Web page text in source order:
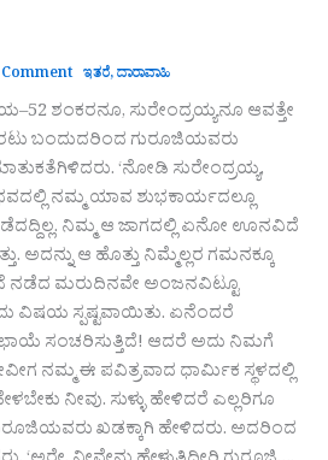
ಇತರೆ,ದಾರಾವಾಹಿ
ಶಂಕರನೂ, ಸುರೇಂದ್ರಯ್ಯನೂ ಆವತ್ತೇ
ಬಂದುದರಿಂದ ಗುರೂಜಿಯವರು
‘ನೋಡಿ ಸುರೇಂದ್ರಯ್ಯ,
ನಮ್ಮ ಯಾವ ಶುಭಕಾರ್ಯದಲ್ಲೂ
ನಿಮ್ಮ ಆ ಜಾಗದಲ್ಲಿ ಏನೋ ಊನವಿದೆ
ಅದನ್ನು ಆ ಹೊತ್ತು ನಿಮ್ಮೆಲ್ಲರ ಗಮನಕ್ಕೂ
ನಡೆದ ಮರುದಿನವೇ ಅಂಜನವಿಟ್ಟೂ
ವಿಷಯ ಸ್ಪಷ್ಟವಾಯಿತು. ಏನೆಂದರೆ
ಸಂಚರಿಸುತ್ತಿದೆ! ಆದರೆ ಅದು ನಿಮಗೆ
ನಮ್ಮ ಈ ಪವಿತ್ರವಾದ ಧಾರ್ಮಿಕ ಸ್ಥಳದಲ್ಲಿ
ನೀವು. ಸುಳ್ಳು ಹೇಳಿದರೆ ಎಲ್ಲರಿಗೂ
ಗುರೂಜಿಯವರು ಖಡಕ್ಕಾಗಿ ಹೇಳಿದರು. ಅದರಿಂದ